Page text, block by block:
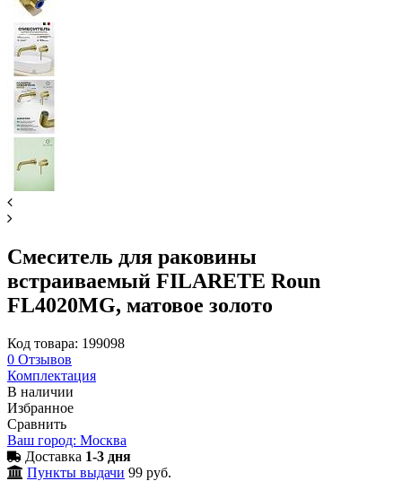
Смеситель для раковины
встраиваемый FILARETE Roun
FL4020MG, матовое золото
Код товара: 199098
0 Отзывов
Комплектация
В наличии
Избранное
Сравнить
Ваш город: Москва
Доставка 1-3 дня
Пункты выдачи 99 руб.